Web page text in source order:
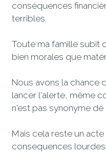
conséquences
terribles.
Toute ma famille subit
bien morales que
Nous avons la chance
lancer l'alerte, même
n'est pas synonyme
Mais cela reste un
consequences